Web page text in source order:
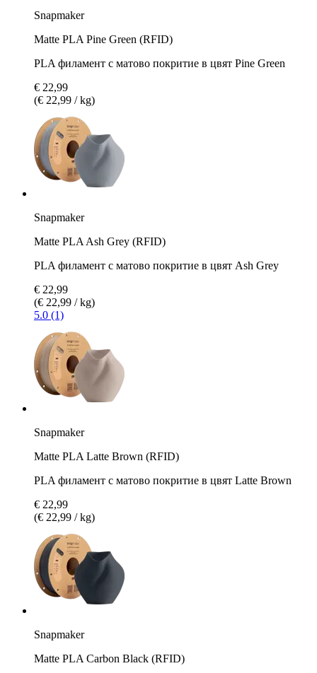
Snapmaker
Matte PLA Pine Green (RFID)
PLA филамент с матово покритие в цвят Pine Green
€ 22,99
(€ 22,99 / kg)
Snapmaker
Matte PLA Ash Grey (RFID)
PLA филамент с матово покритие в цвят Ash Grey
€ 22,99
(€ 22,99 / kg)
5.0 (1)
Snapmaker
Matte PLA Latte Brown (RFID)
PLA филамент с матово покритие в цвят Latte Brown
€ 22,99
(€ 22,99 / kg)
Snapmaker
Matte PLA Carbon Black (RFID)